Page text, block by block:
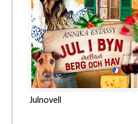
Julnovell